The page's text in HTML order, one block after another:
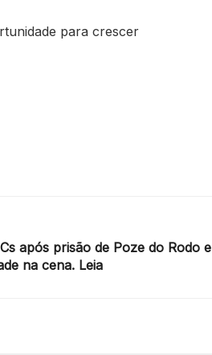
para crescer
após prisão de Poze do Rodo e
na cena. Leia